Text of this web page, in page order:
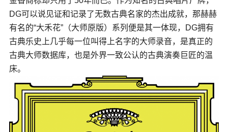
DG可以说见证和记录了无数古典名家的杰出成就，那赫赫
有名的“大禾花”（大师原版）系列便是其一体现，DG拥有
古典乐史上几乎每一位叫得上名字的大师录音，是真正的
古典大师数据库，也是外界一致公认的古典演奏巨匠的温
床。